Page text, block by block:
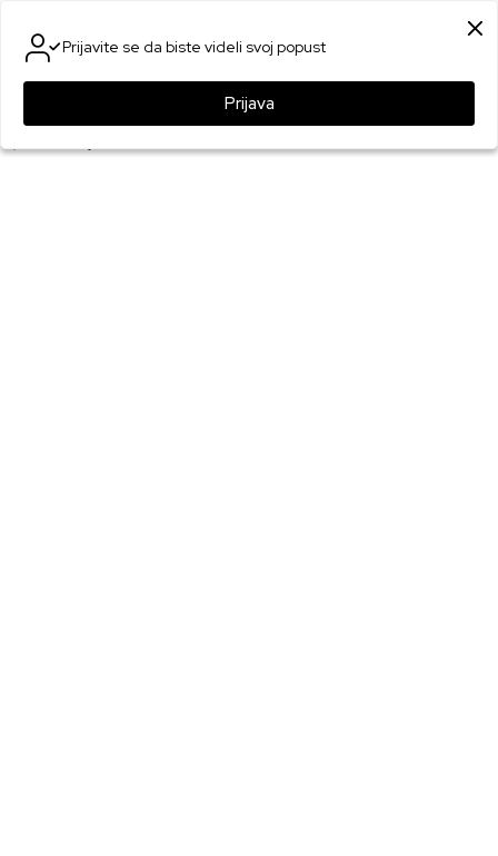
Games Online Shop Proizvodi Merchandise
Gaming privesci i lančići
Prijavite se da biste videli svoj popust
Prijava